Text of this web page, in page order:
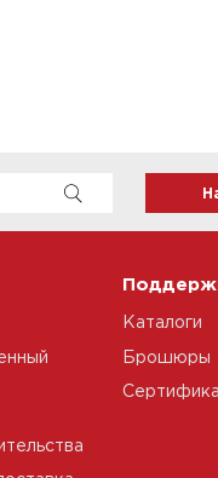
Каталоги
Брошюры